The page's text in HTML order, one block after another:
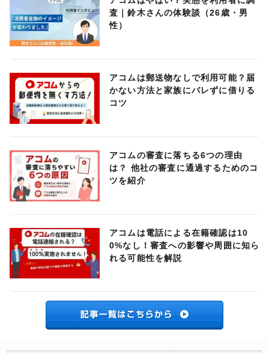
査｜鈴木さんの体験談（26歳・男
性）
アコムは郵送物なしで利用可能？届
かない方法と家族にバレずに借りる
コツ
アコムの審査に落ちる6つの理由
は？ 他社の審査に通過するためのコ
ツを紹介
アコムは電話による在籍確認は10
0%なし！審査への影響や周囲に知ら
れる可能性を解説